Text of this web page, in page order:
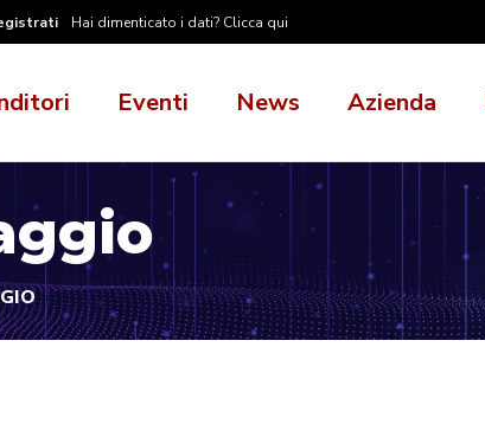
Hai dimenticato i dati? Clicca qui
Eventi News Azienda